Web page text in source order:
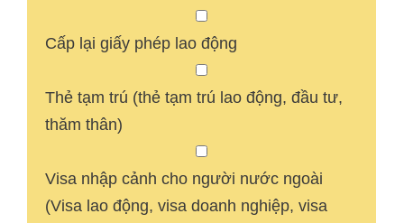
Cấp lại giấy phép lao động
Thẻ tạm trú (thẻ tạm trú lao động, đầu tư,
thăm thân)
Visa nhập cảnh cho người nước ngoài
(Visa lao động, visa doanh nghiệp, visa